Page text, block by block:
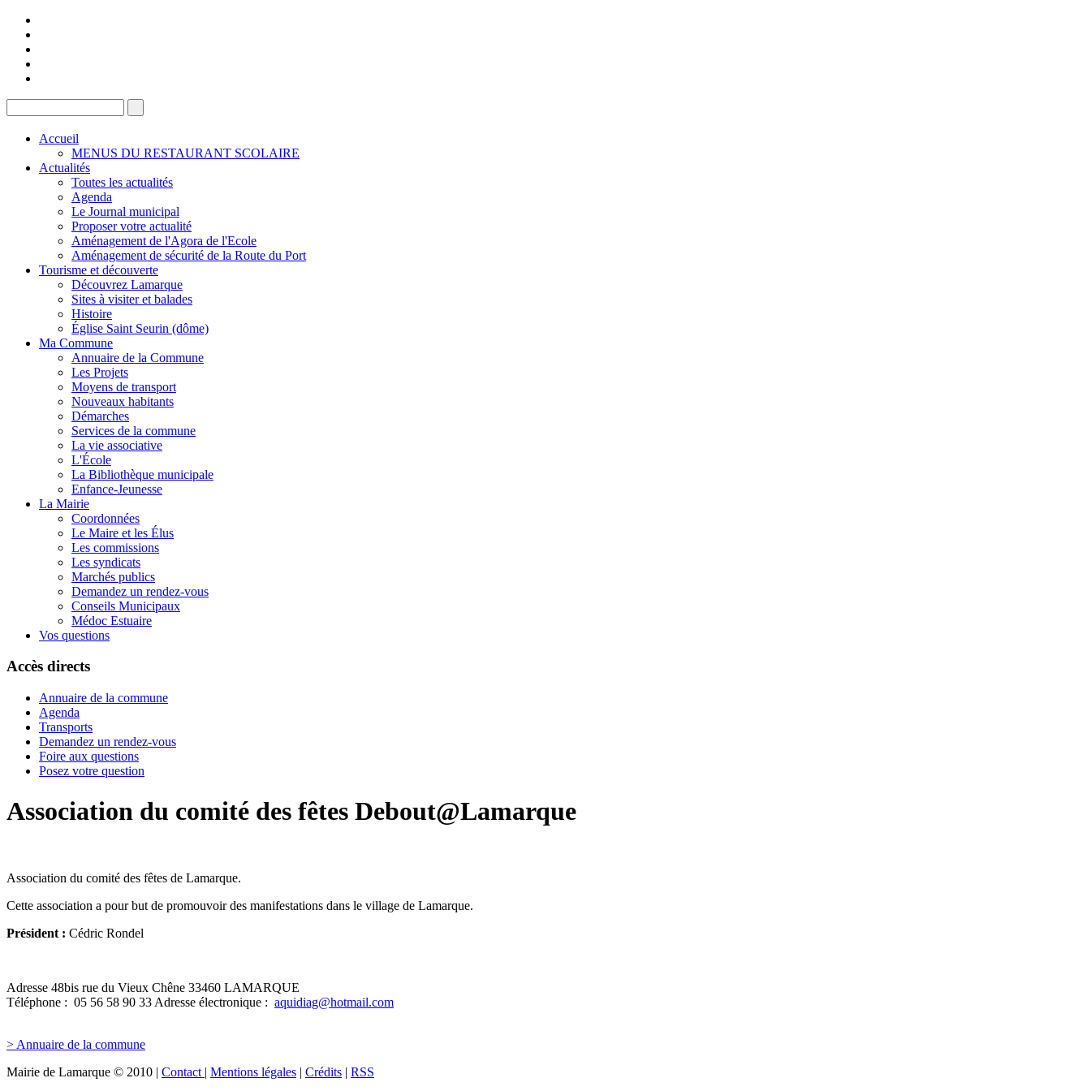
Accueil
MENUS DU RESTAURANT SCOLAIRE
Actualités
Toutes les actualités
Agenda
Le Journal municipal
Proposer votre actualité
Aménagement de l'Agora de l'Ecole
Aménagement de sécurité de la Route du Port
Tourisme et découverte
Découvrez Lamarque
Sites à visiter et balades
Histoire
Église Saint Seurin (dôme)
Ma Commune
Annuaire de la Commune
Les Projets
Moyens de transport
Nouveaux habitants
Démarches
Services de la commune
La vie associative
L'École
La Bibliothèque municipale
Enfance-Jeunesse
La Mairie
Coordonnées
Le Maire et les Élus
Les commissions
Les syndicats
Marchés publics
Demandez un rendez-vous
Conseils Municipaux
Médoc Estuaire
Vos questions
Accès directs
Annuaire de la commune
Agenda
Transports
Demandez un rendez-vous
Foire aux questions
Posez votre question
Association du comité des fêtes Debout@Lamarque
Association du comité des fêtes de Lamarque.
Cette association a pour but de promouvoir des manifestations dans le village de Lamarque.
Président : Cédric Rondel
Adresse 48bis rue du Vieux Chêne 33460 LAMARQUE
Téléphone : 05 56 58 90 33 Adresse électronique : aquidiag@hotmail.com
> Annuaire de la commune
Mairie de Lamarque © 2010 | Contact | Mentions légales | Crédits | RSS